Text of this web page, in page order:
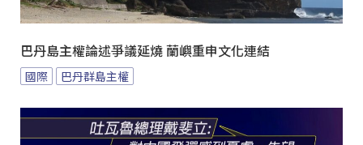
巴丹島主權論述爭議延燒 蘭嶼重申文化連結
國際 巴丹群島主權